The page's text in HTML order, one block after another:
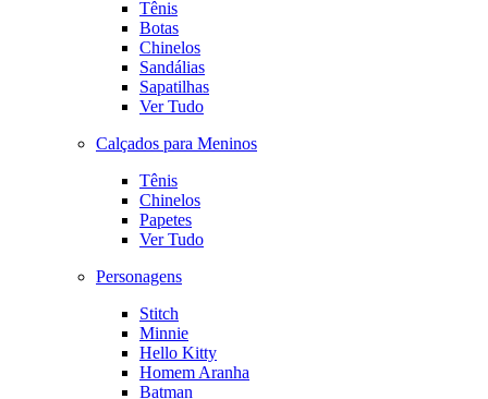
Tênis
Botas
Chinelos
Sandálias
Sapatilhas
Ver Tudo
Calçados para Meninos
Tênis
Chinelos
Papetes
Ver Tudo
Personagens
Stitch
Minnie
Hello Kitty
Homem Aranha
Batman